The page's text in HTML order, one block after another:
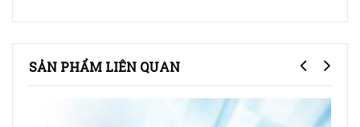
SẢN PHẨM LIÊN QUAN